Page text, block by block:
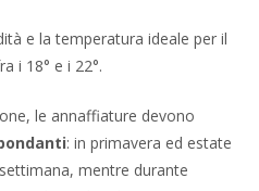
e la temperatura ideale per il
i 18° e i 22°.
le annaffiature devono
: in primavera ed estate
mentre durante